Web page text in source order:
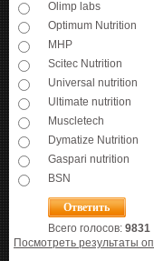
Olimp labs
Optimum Nutrition
MHP
Scitec Nutrition
Universal nutrition
Ultimate nutrition
Muscletech
Dymatize Nutrition
Gaspari nutrition
BSN
Всего голосов: 9831
Посмотреть результаты